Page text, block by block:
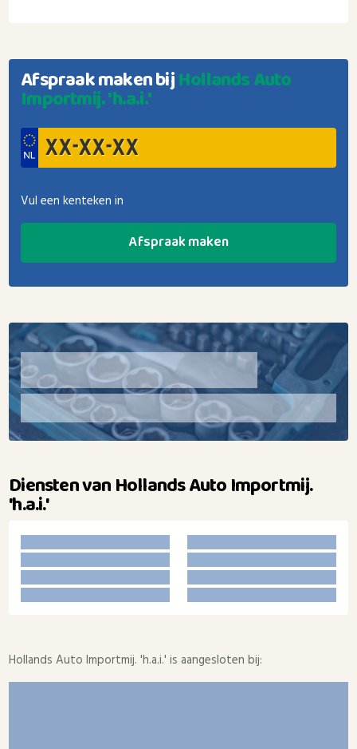
Afspraak maken bijHollands Auto
Importmij. 'h.a.i.'
Vul een kenteken in
Afspraak maken
Diensten van Hollands Auto Importmij.
'h.a.i.'
Hollands Auto Importmij. 'h.a.i.' is aangesloten bij: